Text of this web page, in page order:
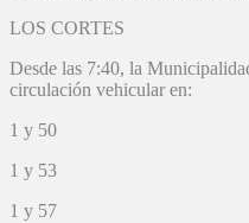
LOS CORTES
Desde las 7:40, la
circulación vehicular en:
1 y 50
1 y 53
1 y 57